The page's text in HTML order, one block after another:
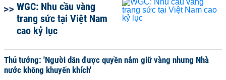
WGC: Nhu cầu vàng
trang sức tại Việt Nam
cao kỷ lục
Thủ tướng: 'Người dân được quyền nắm giữ vàng nhưng Nhà
nước không khuyến khích'